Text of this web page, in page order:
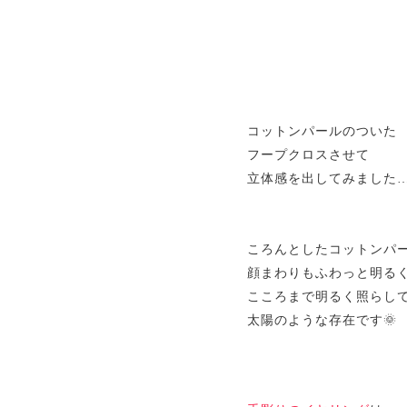
コットンパールのついた
フープクロスさせて
立体感を出してみました…
ころんとしたコットンパ
顔まわりもふわっと明る
こころまで明るく照らし
太陽のような存在です🌞